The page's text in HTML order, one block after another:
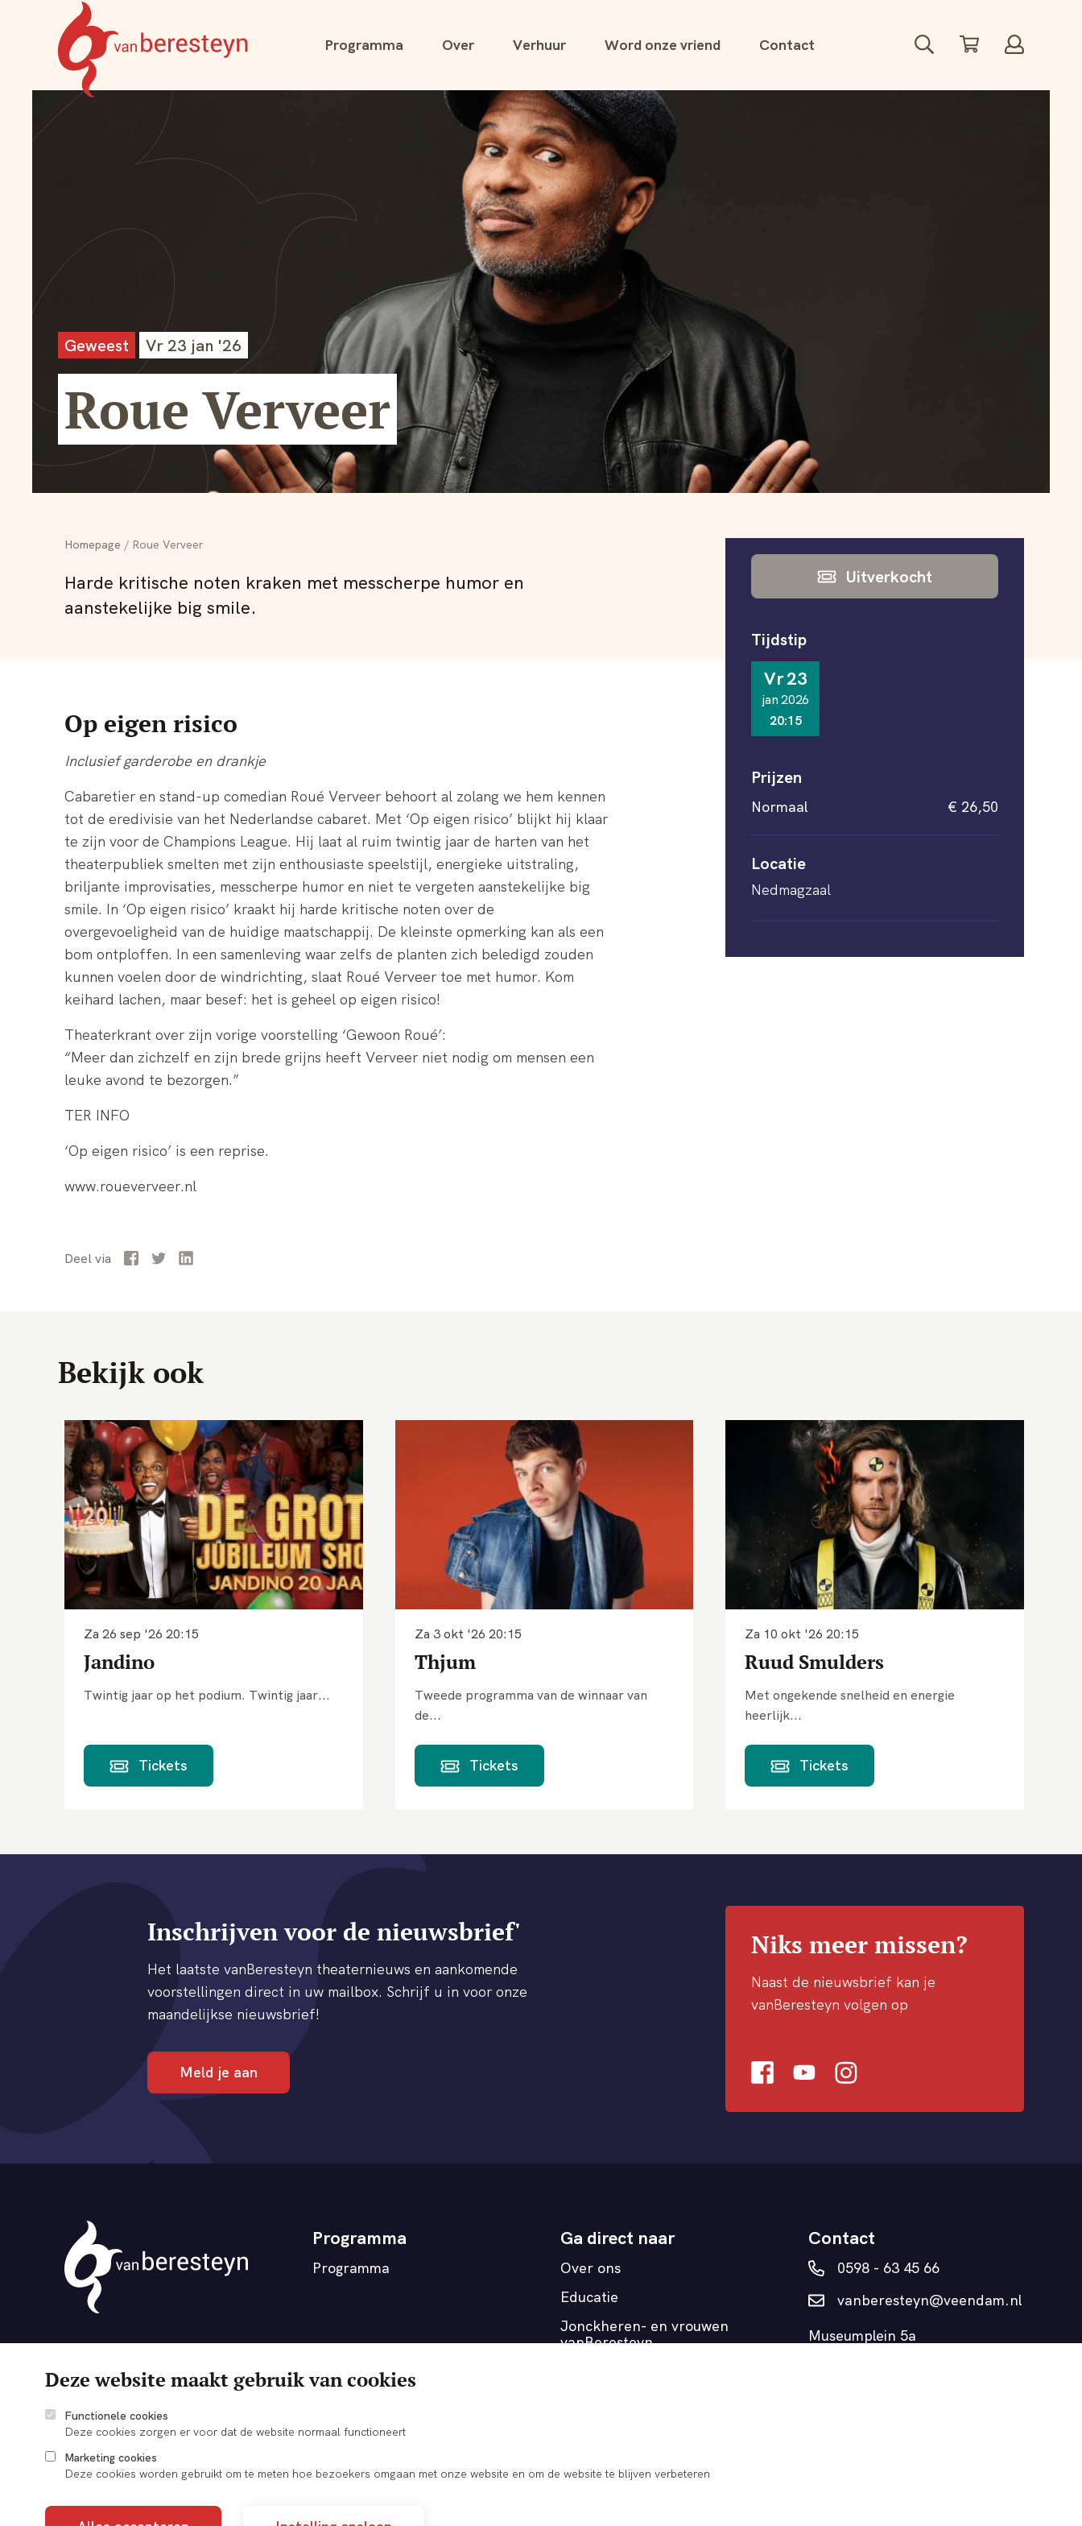
Navigatie
overslaan
Deze website maakt gebruik van cookies
Functionele cookies
Deze cookies zorgen er voor dat de website normaal functioneert
Marketing cookies
Deze cookies worden gebruikt om te meten hoe bezoekers omgaan met onze website en om de website te blijven verbeteren
Theater
vanBeresteyn
Programma Over Verhuur Word onze vriend Contact Zoeken Winkelwagen
Account
Geweest Vr 23 jan '26
Roue Verveer
Homepage Roue Verveer
Harde kritische noten kraken met messcherpe humor en
aanstekelijke big smile.
Op eigen risico
Inclusief garderobe en drankje
Cabaretier en stand-up comedian Roué Verveer behoort al zolang we hem kennen
tot de eredivisie van het Nederlandse cabaret. Met ‘Op eigen risico’ blijkt hij klaar
te zijn voor de Champions League. Hij laat al ruim twintig jaar de harten van het
theaterpubliek smelten met zijn enthousiaste speelstijl, energieke uitstraling,
briljante improvisaties, messcherpe humor en niet te vergeten aanstekelijke big
smile. In ‘Op eigen risico’ kraakt hij harde kritische noten over de
overgevoeligheid van de huidige maatschappij. De kleinste opmerking kan als een
bom ontploffen. In een samenleving waar zelfs de planten zich beledigd zouden
kunnen voelen door de windrichting, slaat Roué Verveer toe met humor. Kom
keihard lachen, maar besef: het is geheel op eigen risico!
Theaterkrant over zijn vorige voorstelling ‘Gewoon Roué’:
“Meer dan zichzelf en zijn brede grijns heeft Verveer niet nodig om mensen een
leuke avond te bezorgen.”
TER INFO
‘Op eigen risico’ is een reprise.
www.roueverveer.nl
Deel via Facebook
Twitter
Informatie
Uitverkocht
Tijdstip
Vr 23
jan 2026
20:15
Prijzen
Normaal € 26,50
Locatie
Nedmagzaal
Bekijk ook
Za 26 sep '26 20:15
Jandino
Twintig jaar op het podium. Twintig jaar...
Tickets
Za 3 okt '26 20:15
Thjum
Tweede programma van de winnaar van
de...
Tickets
Za 10 okt '26 20:15
Ruud Smulders
Met ongekende snelheid en energie
heerlijk...
Tickets
Niks meer missen?
Naast de nieuwsbrief kan je
vanBeresteyn volgen op
FacebookYoutubeInstagram
Inschrijven voor de nieuwsbrief'
Het laatste vanBeresteyn theaternieuws en aankomende
voorstellingen direct in uw mailbox. Schrijf u in voor onze
maandelijkse nieuwsbrief!
Meld je aan
Theater
vanBeresteyn
Programma
Programma
Ga direct naar
Over ons
Educatie
Jonckheren- en vrouwen
vanBeresteyn
Contact
0598 - 63 45 66
vanberesteyn@veendam.nl
Museumplein 5a